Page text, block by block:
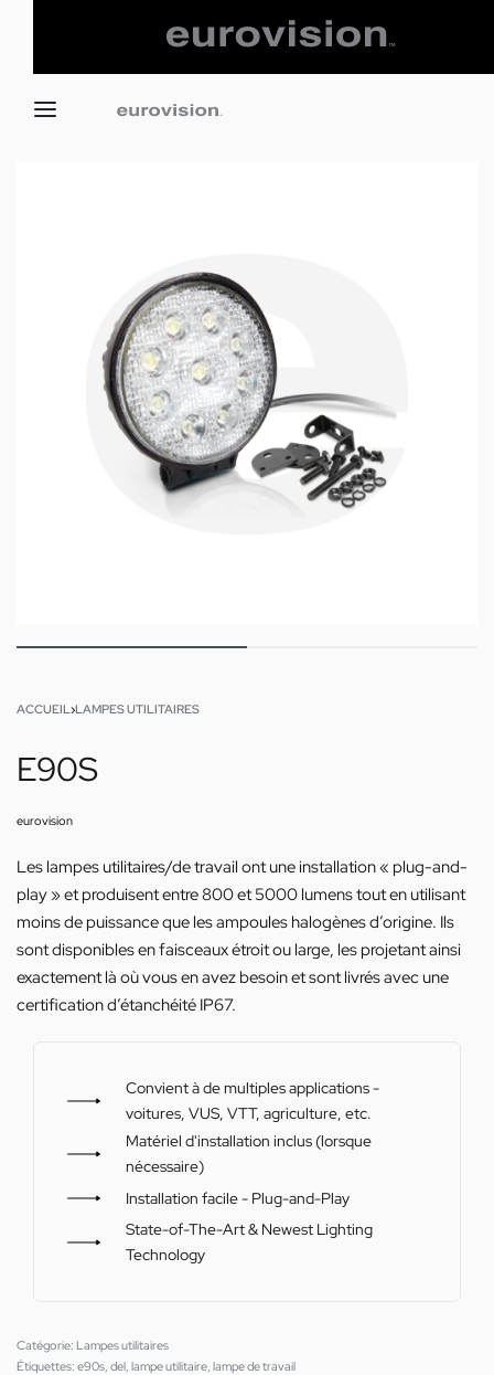
ACCUEIL›LAMPES UTILITAIRES
E90S
eurovision
Les lampes utilitaires/de travail ont une installation « plug-and-
play » et produisent entre 800 et 5000 lumens tout en utilisant
moins de puissance que les ampoules halogènes d’origine. Ils
sont disponibles en faisceaux étroit ou large, les projetant ainsi
exactement là où vous en avez besoin et sont livrés avec une
certification d’étanchéité IP67.
Convient à de multiples applications -
voitures, VUS, VTT, agriculture, etc.
Matériel d'installation inclus (lorsque
nécessaire)
Installation facile - Plug-and-Play
State-of-The-Art & Newest Lighting
Technology
Catégorie: Lampes utilitaires
Étiquettes: e90s, del, lampe utilitaire, lampe de travail